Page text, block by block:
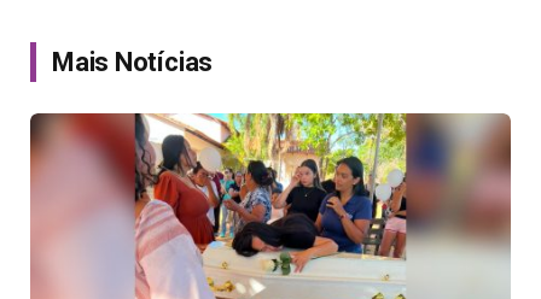
Mais Notícias